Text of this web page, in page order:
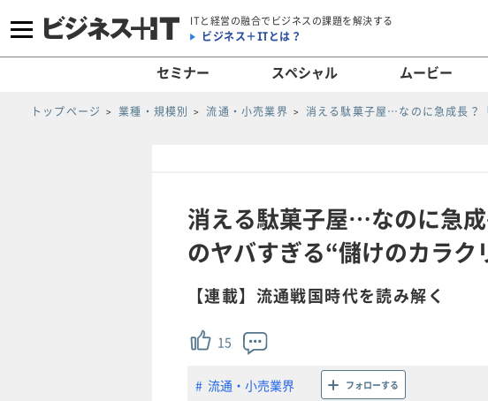
ITと経営の融合でビジネスの課題を解決する
ビジネス＋ITとは？
セミナー スペシャル ムービー
トップページ 業種・規模別 流通・小売業界 消える駄菓子屋…なのに急成長？
消える駄菓子屋…なのに急成
のヤバすぎる“儲けのカラ
【連載】流通戦国時代を読み解く
15
流通・小売業界 フォローする